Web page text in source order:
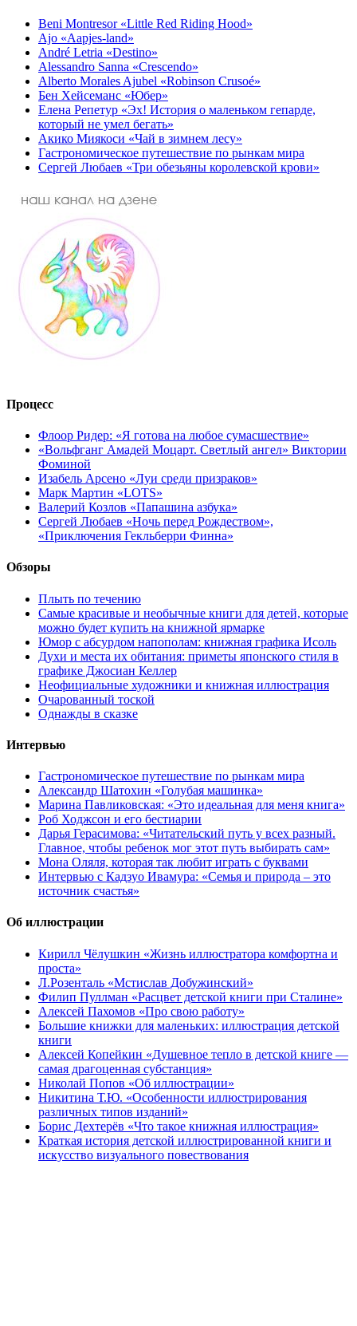
Beni Montresor «Little Red Riding Hood»
Ajo «Aapjes-land»
André Letria «Destino»
Alessandro Sanna «Crescendo»
Alberto Morales Ajubel «Robinson Crusoé»
Бен Хейсеманс «Юбер»
Елена Репетур «Эх! История о маленьком гепарде,
который не умел бегать»
Акико Миякоси «Чай в зимнем лесу»
Гастрономическое путешествие по рынкам мира
Сергей Любаев «Три обезьяны королевской крови»
Процесс
Флоор Ридер: «Я готова на любое сумасшествие»
«Вольфганг Амадей Моцарт. Светлый ангел» Виктории
Фоминой
Изабель Арсено «Луи среди призраков»
Марк Мартин «LOTS»
Валерий Козлов «Папашина азбука»
Сергей Любаев «Ночь перед Рождеством»,
«Приключения Гекльберри Финна»
Обзоры
Плыть по течению
Самые красивые и необычные книги для детей, которые
можно будет купить на книжной ярмарке
Юмор с абсурдом напополам: книжная графика Исоль
Духи и места их обитания: приметы японского стиля в
графике Джосиан Келлер
Неофициальные художники и книжная иллюстрация
Очарованный тоской
Однажды в сказке
Интервью
Гастрономическое путешествие по рынкам мира
Александр Шатохин «Голубая машинка»
Марина Павликовская: «Это идеальная для меня книга»
Роб Ходжсон и его бестиарии
Дарья Герасимова: «Читательский путь у всех разный.
Главное, чтобы ребенок мог этот путь выбирать сам»
Мона Оляля, которая так любит играть с буквами
Интервью с Кадзуо Ивамура: «Семья и природа – это
источник счастья»
Об иллюстрации
Кирилл Чёлушкин «Жизнь иллюстратора комфортна и
проста»
Л.Розенталь «Мстислав Добужинский»
Филип Пуллман «Расцвет детской книги при Сталине»
Алексей Пахомов «Про свою работу»
Большие книжки для маленьких: иллюстрация детской
книги
Алексей Копейкин «Душевное тепло в детской книге —
самая драгоценная субстанция»
Николай Попов «Об иллюстрации»
Никитина Т.Ю. «Особенности иллюстрирования
различных типов изданий»
Борис Дехтерёв «Что такое книжная иллюстрация»
Краткая история детской иллюстрированной книги и
искусство визуального повествования